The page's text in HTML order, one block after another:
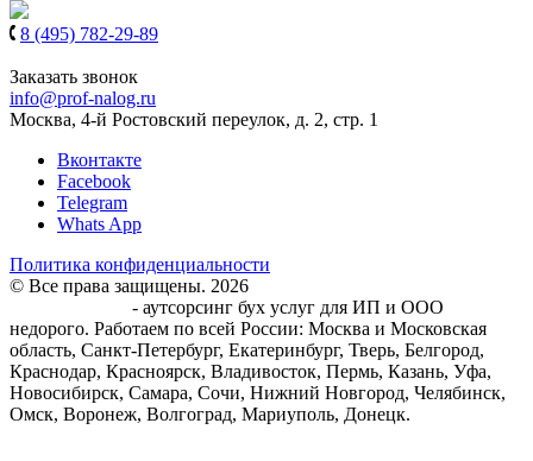
8 (495) 782-29-89
Заказать звонок
info@prof-nalog.ru
Москва, 4-й Ростовский переулок, д. 2, стр. 1
Вконтакте
Facebook
Telegram
Whats App
Политика конфиденциальности
© Все права защищены. 2026
- аутсорсинг бух услуг для ИП и ООО
недорого. Работаем по всей России: Москва и Московская
область, Санкт-Петербург, Екатеринбург, Тверь, Белгород,
Краснодар, Красноярск, Владивосток, Пермь, Казань, Уфа,
Новосибирск, Самара, Сочи, Нижний Новгород, Челябинск,
Омск, Воронеж, Волгоград, Мариуполь, Донецк.